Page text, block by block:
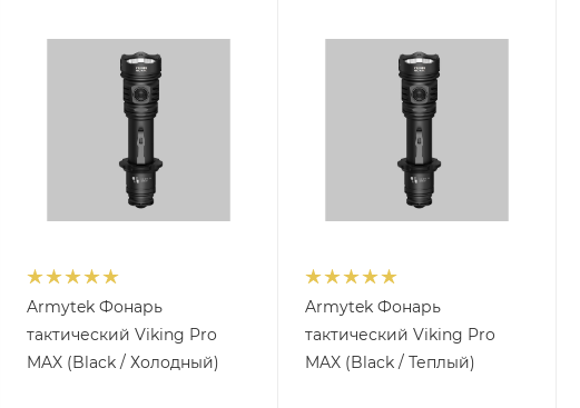
Armytek Фонарь
тактический Viking Pro
MAX (Black / Холодный)
Armytek Фонарь
тактический Viking Pro
MAX (Black / Теплый)